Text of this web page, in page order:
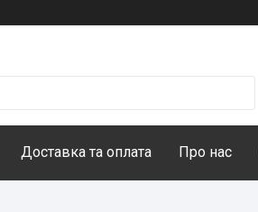
Доставка та оплата Про нас